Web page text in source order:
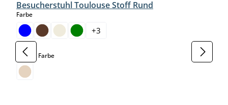
Besucherstuhl Toulouse Stoff Rund
Farbeauswählen
+3
Gestell Farbeauswählen